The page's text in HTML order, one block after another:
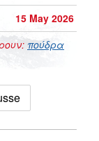
15 May 2026
πούδρα